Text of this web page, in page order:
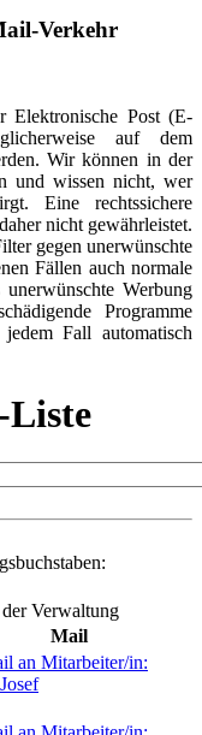
Verkehr
Elektronische Post (E-
auf dem
Wir können in der
und wissen nicht, wer
Eine rechtssichere
nicht gewährleistet.
gegen unerwünschte
Fällen auch normale
Werbung
Programme
Fall automatisch
Liste
Verwaltung
Mail